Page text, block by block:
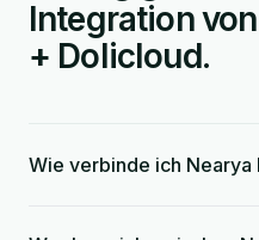
Integration
+ Dolicloud.
Wie verbinde ich Nearya